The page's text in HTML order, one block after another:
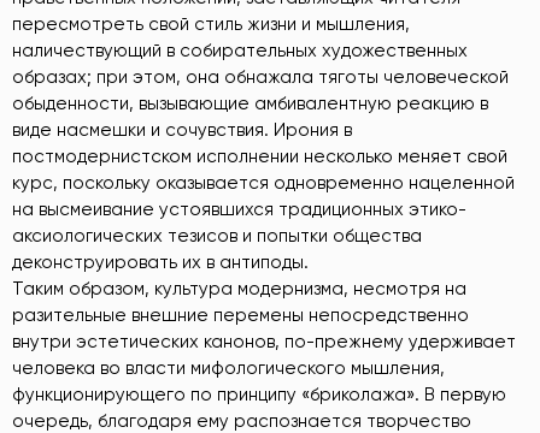
пересмотреть свой стиль жизни и мышления,
наличествующий в собирательных художественных
образах; при этом, она обнажала тяготы человеческой
обыденности, вызывающие амбивалентную реакцию в
виде насмешки и сочувствия. Ирония в
постмодернистском исполнении несколько меняет свой
курс, поскольку оказывается одновременно нацеленной
на высмеивание устоявшихся традиционных этико-
аксиологических тезисов и попытки общества
деконструировать их в антиподы.
Таким образом, культура модернизма, несмотря на
разительные внешние перемены непосредственно
внутри эстетических канонов, по-прежнему удерживает
человека во власти мифологического мышления,
функционирующего по принципу «бриколажа». В первую
очередь, благодаря ему распознается творчество